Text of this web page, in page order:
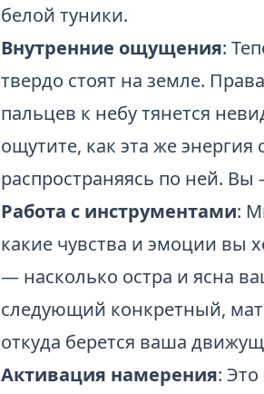
белой туники.
Внутренние ощущения:
твердо стоят на земле.
пальцев к небу тянется
ощутите, как эта же
распространяясь по ней.
Работа с инструментами:
какие чувства и эмоции вы
— насколько остра и ясна
следующий конкретный,
откуда берется ваша
Активация намерения: